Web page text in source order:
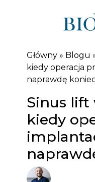
Główny» Blogu
kiedy operacja
naprawdę
Sinus lift
kiedy